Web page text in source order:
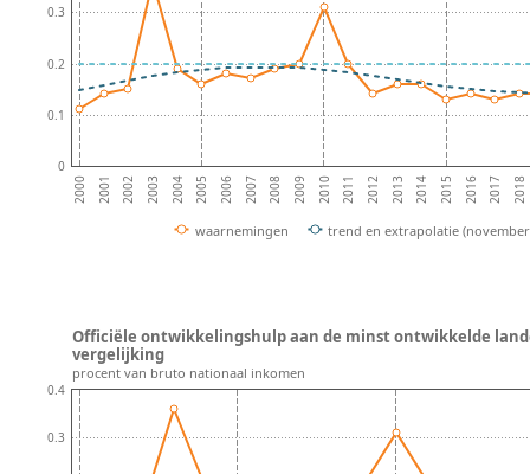
2000 2001 2002 2003 2004 2005 2006 2007 2008 2009 2010 2011 2012 2013 2014 2015 2016 2017 2018
0
0.1
0.2
0.3
waarnemingen trend en extrapolatie (november
0.3
0.4
Officiële ontwikkelingshulp aan de minst ontwikkelde
vergelijking
procent van bruto nationaal inkomen